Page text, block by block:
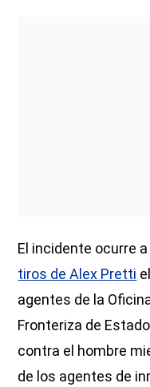
El incidente ocurre
tiros de Alex Pretti
agentes de la
Fronteriza de
contra el hombre
de los agentes de